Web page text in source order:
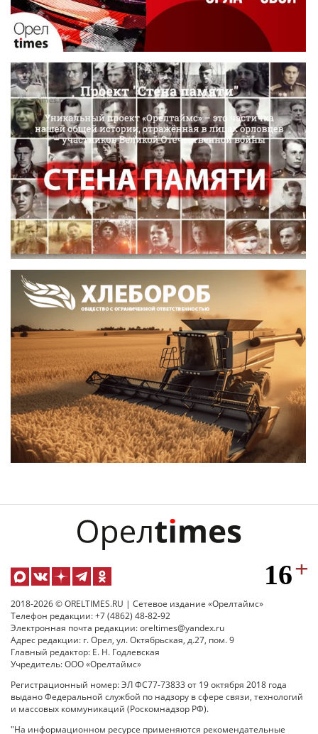
2018-2026 © ORELTIMES.RU | Сетевое издание «Орелтаймс»
Телефон редакции: +7 (4862) 48-82-92
Электронная почта редакции: oreltimes@yandex.ru
Адрес редакции: г. Орел, ул. Октябрьская, д.27, пом. 9
Главный редактор: Е. Н. Годлевская
Учредитель: ООО «Орелтаймс»
Регистрационный номер: ЭЛ ФС77-73833 от 19 октября 2018 года
выдано Федеральной службой по надзору в сфере связи, технологий
и массовых коммуникаций (Роскомнадзор РФ).
"На информационном ресурсе применяются рекомендательные